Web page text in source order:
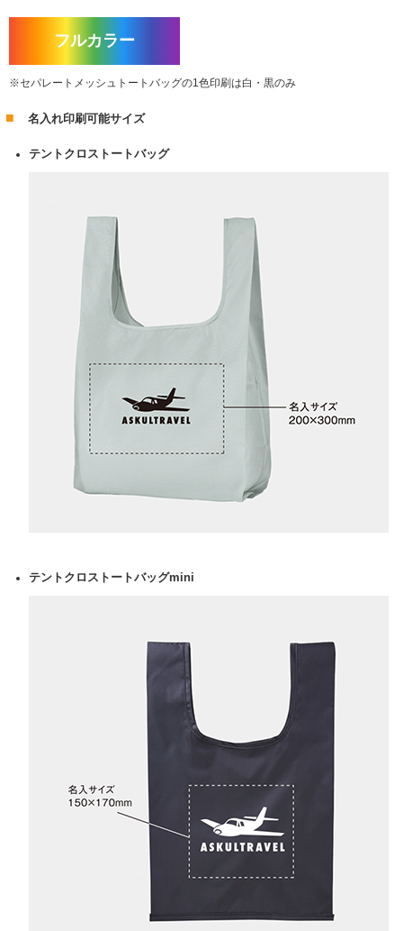
フルカラー
セパレートメッシュトートバッグの1色印刷は白・黒のみ
名入れ印刷可能サイズ
テントクロストートバッグ
テントクロストートバッグmini